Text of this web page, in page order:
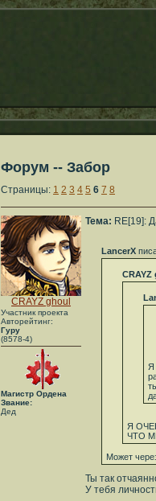
Форум -- Забор
Страницы: 1 2 3 4 5 6 7 8
CRAYZ ghoul
Участник проекта
Авторейтинг:
Гуру
(8578-4)
Магистр Ордена
Звание:
Дед
Тема: RE[19]:
LancerX
CRAYZ
Я
Я
ЧТО
Может
Ты так
У тебя